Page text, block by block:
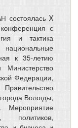
состоялась X
конференция с
и тактика
к 35-летию
Министерство
Федерации,
Вологды,
Мероприятие
политиков,